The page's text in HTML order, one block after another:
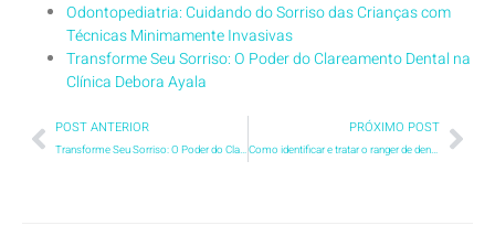
Odontopediatria: Cuidando do Sorriso das Crianças com
Técnicas Minimamente Invasivas
Transforme Seu Sorriso: O Poder do Clareamento Dental na
Clínica Debora Ayala
POST ANTERIOR
Transforme Seu Sorriso: O Poder do Clareamento Dental na Clínica Debora Ayala
PRÓXIMO POST
Como identificar e tratar o ranger de dentes do Bruxismo na Clínica Debora Ayala